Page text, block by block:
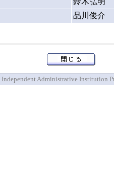
品川俊介
Administrative Institution